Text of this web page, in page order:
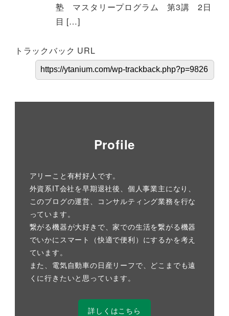
塾 マスタリープログラム 第3講 2日
目 […]
トラックバック URL
Profile
アリーこと有村好人です。
外資系IT会社を早期退社後、個人事業主になり、
このブログの運営、コンサルティング業務を行な
っています。
繋がる機器が大好きで、家での生活を繋がる機器
でいかにスマート（快適で便利）にするかを考え
ています。
また、電気自動車の日産リーフで、どこまでも遠
くに行きたいと思っています。
詳しくはこちら